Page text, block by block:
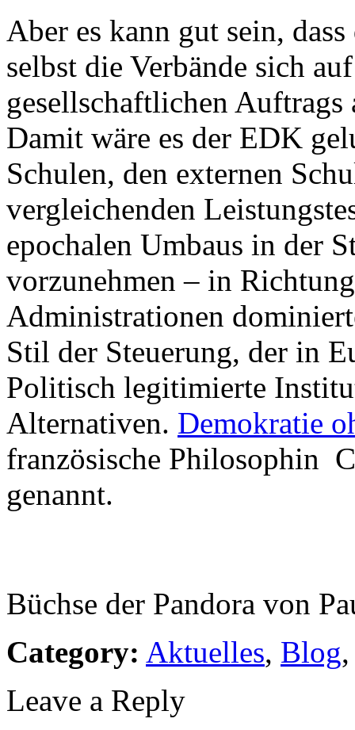
Aber es kann gut sein,
selbst die Verbände sich
gesellschaftlichen Auftrags
Damit wäre es der EDK
Schulen, den externen
vergleichenden
epochalen Umbaus in der
vorzunehmen – in
Administrationen
Stil der Steuerung, der in
Politisch legitimierte
Alternativen. Demokratie
französische Philosophin
genannt.
Büchse der Pandora von
Category: Aktuelles, Blog
Leave a Reply